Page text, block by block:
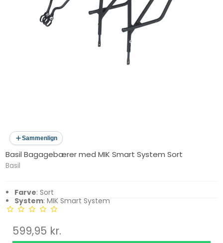
Sammenlign
Basil Bagagebærer med MIK Smart System Sort
Basil
Farve: Sort
System: MIK Smart System
599,95 kr.